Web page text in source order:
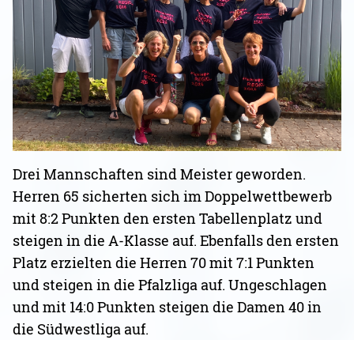
Drei Mannschaften sind Meister geworden.
Herren 65 sicherten sich im Doppelwettbewerb
mit 8:2 Punkten den ersten Tabellenplatz und
steigen in die A-Klasse auf. Ebenfalls den ersten
Platz erzielten die Herren 70 mit 7:1 Punkten
und steigen in die Pfalzliga auf. Ungeschlagen
und mit 14:0 Punkten steigen die Damen 40 in
die Südwestliga auf.